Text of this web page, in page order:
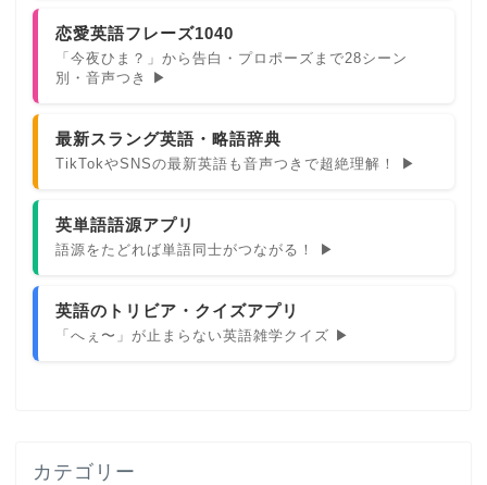
恋愛英語フレーズ1040
「今夜ひま？」から告白・プロポーズまで28シーン
別・音声つき ▶
最新スラング英語・略語辞典
TikTokやSNSの最新英語も音声つきで超絶理解！ ▶
英単語語源アプリ
語源をたどれば単語同士がつながる！ ▶
英語のトリビア・クイズアプリ
「へぇ〜」が止まらない英語雑学クイズ ▶
カテゴリー